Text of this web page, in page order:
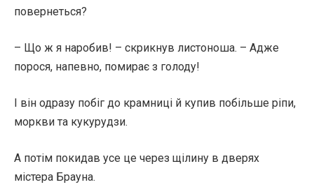
повернеться?
– Що ж я наробив! – скрикнув листоноша. – Адже
порося, напевно, помирає з голоду!
І він одразу побіг до крамниці й купив побільше ріпи,
моркви та кукурудзи.
А потім покидав усе це через щілину в дверях
містера Брауна.